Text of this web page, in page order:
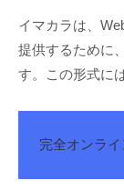
イマカラは、
提供するために
す。この形式に
完全オンラ